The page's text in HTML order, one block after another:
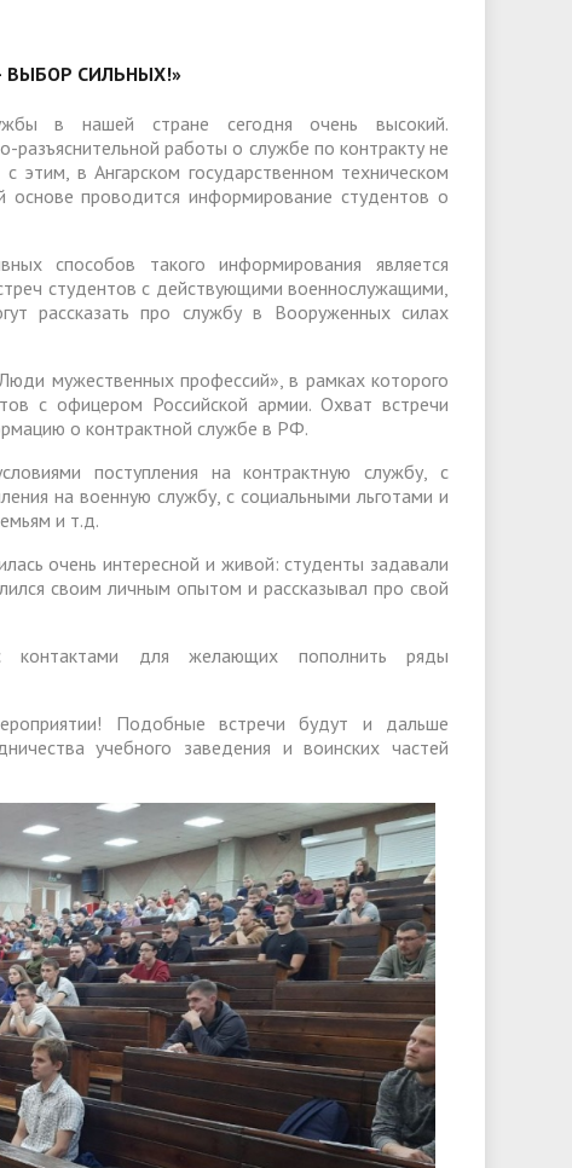
деятельность
Организация питания в
образовательной организации
высшего образования РФ
Международное сотрудничество
Информационная поддержка
сотрудников и обучающихся по
инфекции и организации
дистанционного обучения
Для поступающих из ДНР, ЛНР,
Запорожской области и
Херсонской области
Дополнительный прием
ВЫБОР СИЛЬНЫХ!»
в нашей стране сегодня очень высокий.
разъяснительной работы о службе по контракту не
этим, в Ангарском государственном техническом
основе проводится информирование студентов о
способов такого информирования является
студентов с действующими военнослужащими,
рассказать про службу в Вооруженных силах
мужественных профессий», в рамках которого
с офицером Российской армии. Охват встречи
о контрактной службе в РФ.
поступления на контрактную службу, с
на военную службу, с социальными льготами и
и т.д.
очень интересной и живой: студенты задавали
своим личным опытом и рассказывал про свой
контактами для желающих пополнить ряды
Подобные встречи будут и дальше
учебного заведения и воинских частей